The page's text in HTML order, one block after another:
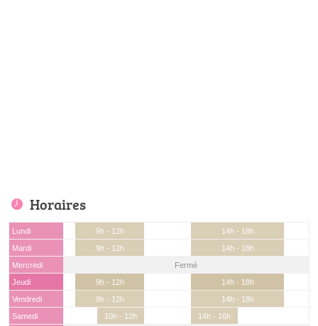
Horaires
Lundi 9h - 12h
14h - 18h
Mardi
9h - 12h
14h - 18h
Mercredi
Fermé
Jeudi
9h - 12h
14h - 18h
Vendredi
9h - 12h
14h - 18h
Samedi
10h - 12h
14h - 16h